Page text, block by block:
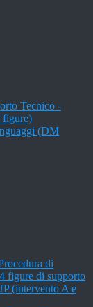
Tecnico -
figure)
(DM
di
figure di supporto
(intervento A e